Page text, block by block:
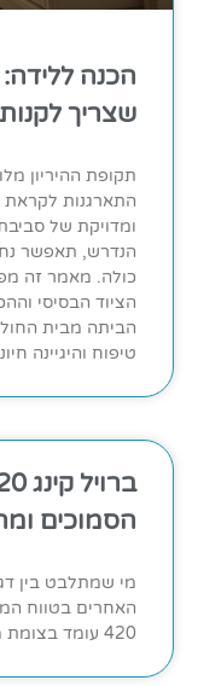
הכנה
שצריך
תקופת ההיריון
התארגנות לקראת
ומדויקת של
הנדרש, תאפשר
כולה. מאמר זה
הציוד הבסיסי
הביתה מבית
טיפוח והיגיינה
הסמוכים
420 עומד בצומת מעניין וייחודי בתוך הקטלוג של